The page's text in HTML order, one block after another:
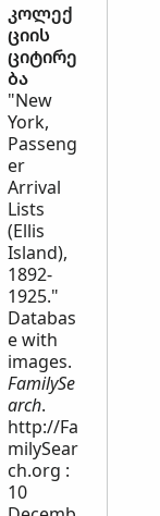
კოლექ
ციის
ციტირე
ბა
"New
York,
Passeng
er
Arrival
Lists
(Ellis
Island),
1892-
1925."
Databas
e with
images.
FamilySe
arch.
http://Fa
milySear
ch.org :
10